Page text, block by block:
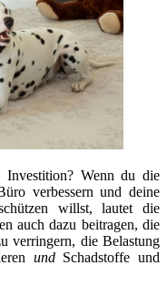
Wenn du die
verbessern und deine
willst, lautet die
auch dazu beitragen, die
verringern, die Belastung
undSchadstoffe und